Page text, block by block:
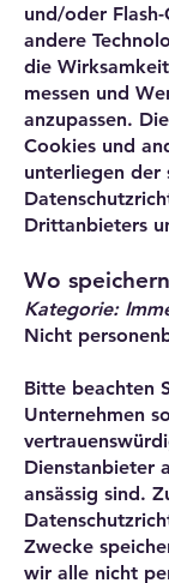
und/oder
andere
die
messen und
anzupassen.
Cookies und
unterliegen der
Drittanbieters
Wo
Kategorie:
Nicht
Bitte beachten
Unternehmen
Dienstanbieter
ansässig sind.
Zwecke
wir alle nicht